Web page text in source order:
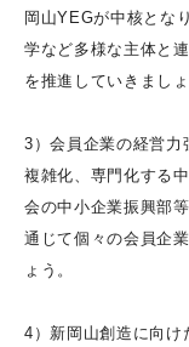
岡山YEGが中核とな
学など多様な主体と
を推進していきましょ
3）会員企業の経営力
複雑化、専門化する
会の中小企業振興部
通じて個々の会員企
ょう。
4）新岡山創造に向け